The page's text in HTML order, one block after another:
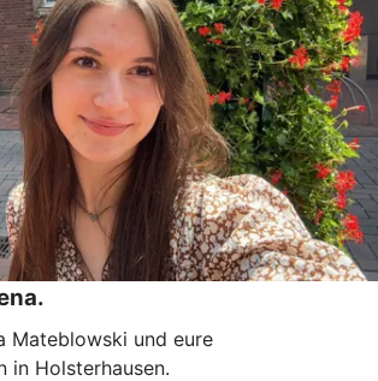
Mateblowski und eure
in Holsterhausen.